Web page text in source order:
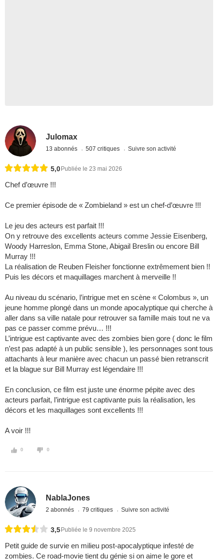
Julomax
13 abonnés 507 critiques Suivre son activité
5,0 Publiée le 23 mai 2026
Chef d’œuvre !!!
Ce premier épisode de « Zombieland » est un chef-d’œuvre !!!
Le jeu des acteurs est parfait !!!
On y retrouve des excellents acteurs comme Jessie Eisenberg,
Woody Harreslon, Emma Stone, Abigail Breslin ou encore Bill
Murray !!!
La réalisation de Reuben Fleisher fonctionne extrêmement bien !!
Puis les décors et maquillages marchent à merveille !!
Au niveau du scénario, l’intrigue met en scène « Colombus », un
jeune homme plongé dans un monde apocalyptique qui cherche à
aller dans sa ville natale pour retrouver sa famille mais tout ne va
pas ce passer comme prévu… !!!
L’intrigue est captivante avec des zombies bien gore ( donc le film
n’est pas adapté à un public sensible ), les personnages sont tous
attachants à leur manière avec chacun un passé bien retranscrit
et la blague sur Bill Murray est légendaire !!!
En conclusion, ce film est juste une énorme pépite avec des
acteurs parfait, l’intrigue est captivante puis la réalisation, les
décors et les maquillages sont excellents !!!
A voir !!!
0 0
NablaJones
2 abonnés 79 critiques Suivre son activité
3,5 Publiée le 9 novembre 2025
Petit guide de survie en milieu post-apocalyptique infesté de
zombies. Ce road-movie tient du génie si on aime le gore et